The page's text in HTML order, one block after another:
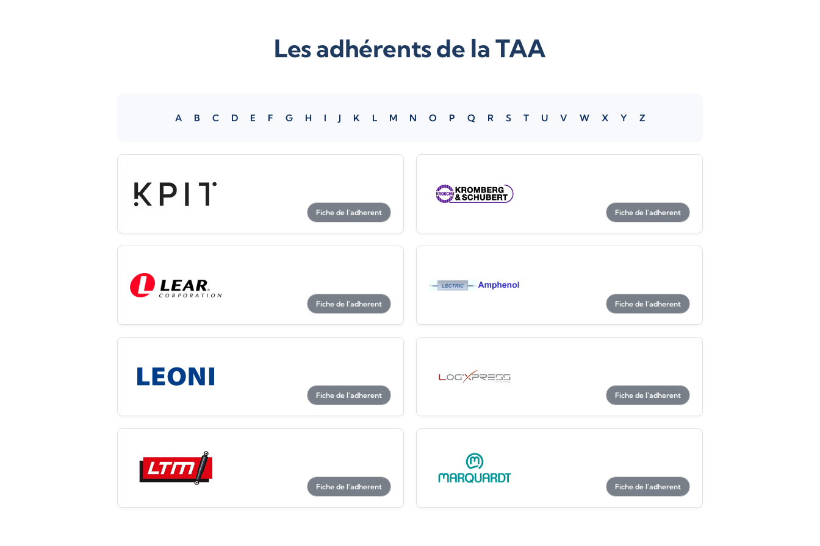
Les adhérents de la TAA
A B C D E F G H I J K L M N O P Q R S T U V W X Y Z
Fiche de l'adherent Fiche de l'adherent
Fiche de l'adherent Fiche de l'adherent
Fiche de l'adherent Fiche de l'adherent
Fiche de l'adherent Fiche de l'adherent